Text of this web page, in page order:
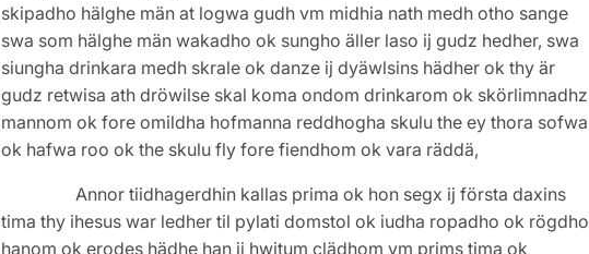
skipadho hälghe män at logwa gudh vm midhia nath medh otho sange
swa som hälghe män wakadho ok sungho äller laso ij gudz hedher, swa
siungha drinkara medh skrale ok danze ij dyäwlsins hädher ok thy är
gudz retwisa ath dröwilse skal koma ondom drinkarom ok skörlimnadhz
mannom ok fore omildha hofmanna reddhogha skulu the ey thora sofwa
ok hafwa roo ok the skulu fly fore fiendhom ok vara räddä,
Annor tiidhagerdhin kallas prima ok hon segx ij första daxins
tima thy ihesus war ledher til pylati domstol ok iudha ropadho ok rögdho
hanom ok erodes hädhe han ij hwitum clädhom vm prims tima ok